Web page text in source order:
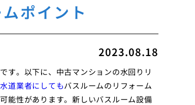
ポイント
2023.08.18
す。以下に、中古マンションの水回りリ
道業者にしてもバスルームのリフォーム
能性があります。新しいバスルーム設備